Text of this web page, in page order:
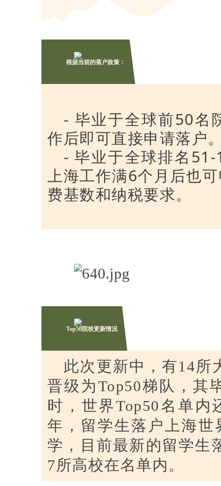
根据当前的落户政策：
- 毕业于全球前50名
作后即可直接申请落户
- 毕业于全球排名
上海工作满6个月后也
费基数和纳税要求。
Top50院校更新情况
此次更新中，有14所
晋级为Top50梯队，其
时，世界Top50名单内
年，留学生落户上海世
学，目前最新的留学生
7所高校在名单内。